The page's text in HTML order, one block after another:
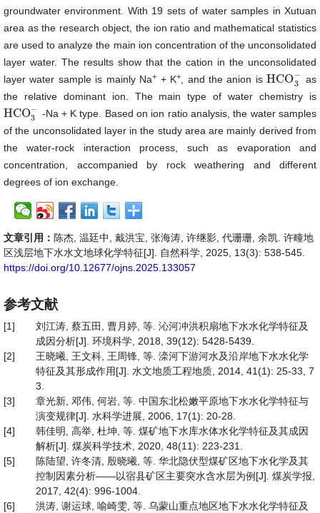
groundwater environment. With 19 sets of water samples in Xutuan
area as the research object, the ion ratio and mathematical statistics
are used to analyze the main ion concentration of the unconsolidated
layer water. The results show that the cation in the unconsolidated
layer water sample is mainly Na+ + K+ , and the anion is HCO−
3
HCO3−
as
the relative dominant ion. The main type of water chemistry is
HCO−
3
HCO3−
-Na + K type. Based on ion ratio analysis, the water samples
of the unconsolidated layer in the study area are mainly derived from
the water-rock interaction process, such as evaporation and
concentration, accompanied by rock weathering and different
degrees of ion exchange.
文章引用： 陈杰, 温廷中, 戴洪宝, 张海涛, 许继影, 代珊珊, 余凯. 许疃地
区浅层地下水水文地球化学特征[J]. 自然科学, 2025, 13(3): 538-545.
https://doi.org/10.12677/ojns.2025.133057
参考文献
[1]
刘江涛, 蔡五田, 曹月婷, 等. 沁河冲洪积扇地下水水化学特征及
成因分析[J]. 环境科学, 2018, 39(12): 5428-5439.
[2]
王晓曦, 王文科, 王周锋, 等. 滦河下游河水及沿岸地下水水化学
特征及其形成作用[J]. 水文地质工程地质, 2014, 41(1): 25-33, 7
3.
[3]
章光新, 邓伟, 何岩, 等. 中国东北松嫩平原地下水水化学特征与
演变规律[J]. 水科学进展, 2006, 17(1): 20-28.
[4]
韩佳明, 高举, 杜坤, 等. 煤矿地下水库水体水化学特征及其成因
解析[J]. 煤炭科学技术, 2020, 48(11): 223-231.
[5]
陈陆望, 许冬清, 殷晓曦, 等. 华北隐伏型煤矿区地下水化学及其
控制因素分析——以宿县矿区主要突水含水层为例[J]. 煤炭学报,
2017, 42(4): 996-1004.
[6]
洪涛, 谢运球, 喻崎雯, 等. 乌蒙山重点地区地下水水化学特征及